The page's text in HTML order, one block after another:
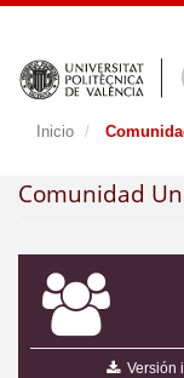
Inicio
Comunidad
Versión